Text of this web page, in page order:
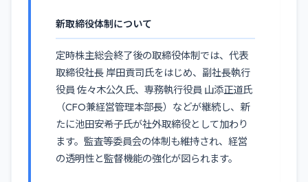
新取締役体制について
定時株主総会終了後の取締役体制では、代表
取締役社長 岸田貢司氏をはじめ、副社長執行
役員 佐々木公久氏、専務執行役員 山添正道氏
（CFO兼経営管理本部長）などが継続し、新
たに池田安希子氏が社外取締役として加わり
ます。監査等委員会の体制も維持され、経営
の透明性と監督機能の強化が図られます。